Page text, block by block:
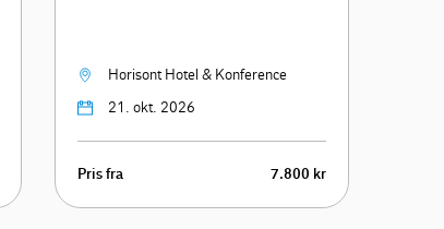
Horisont Hotel & Konference
21. okt. 2026
Pris fra 7.800 kr